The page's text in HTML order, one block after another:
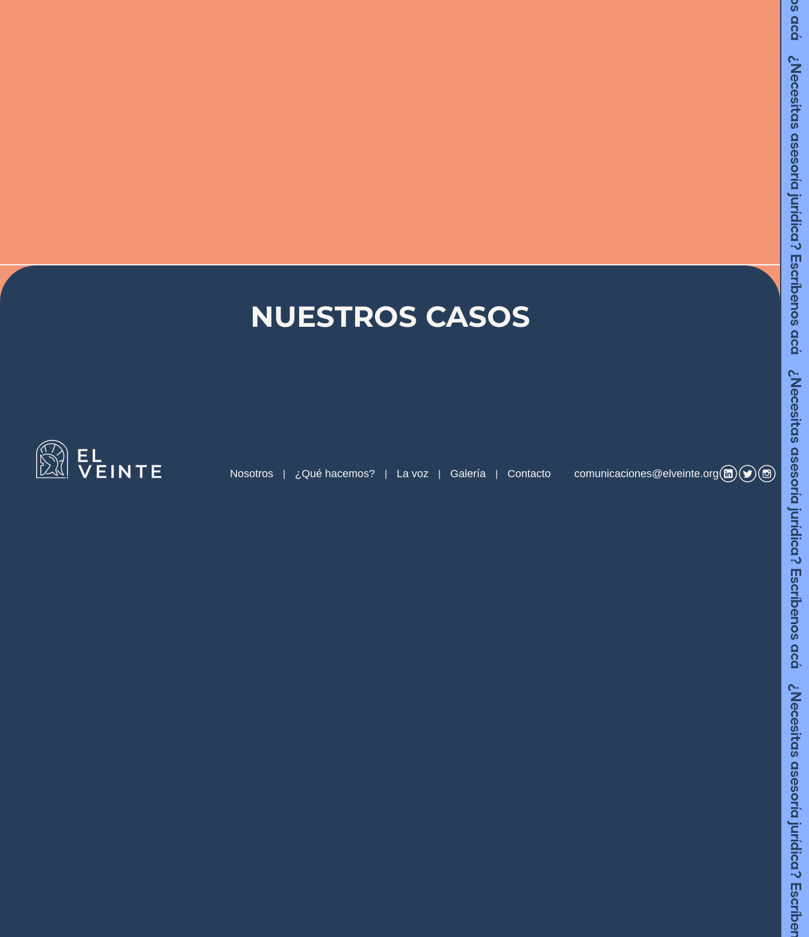
NUESTROS CASOS
Nosotros ¿Qué hacemos? La voz Galería Contacto comunicaciones@elveinte.org
¿Necesitas asesoría jurídica? Escríbenos acá
¿Necesitas asesoría jurídica? Escríbenos acá
¿Necesitas asesoría jurídica? Escríbenos acá